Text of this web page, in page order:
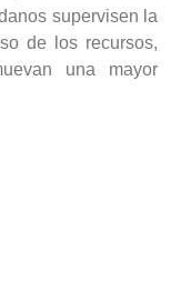
supervisen la
de los recursos,
una mayor